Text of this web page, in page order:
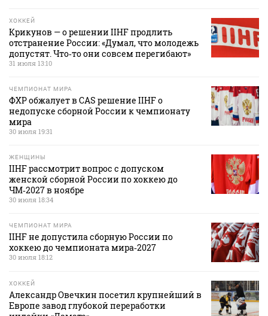
ХОККЕЙ
Крикунов — о решении IIHF продлить
отстранение России: «Думал, что молодежь
допустят. Что‑то они совсем перегибают»
31 июля 13:10
ЧЕМПИОНАТ МИРА
ФХР обжалует в CAS решение IIHF о
недопуске сборной России к чемпионату
мира
30 июля 19:31
ЖЕНЩИНЫ
IIHF рассмотрит вопрос с допуском
женской сборной России по хоккею до
ЧМ‑2027 в ноябре
30 июля 18:34
ЧЕМПИОНАТ МИРА
IIHF не допустила сборную России по
хоккею до чемпионата мира‑2027
30 июля 18:12
ХОККЕЙ
Александр Овечкин посетил крупнейший в
Европе завод глубокой переработки